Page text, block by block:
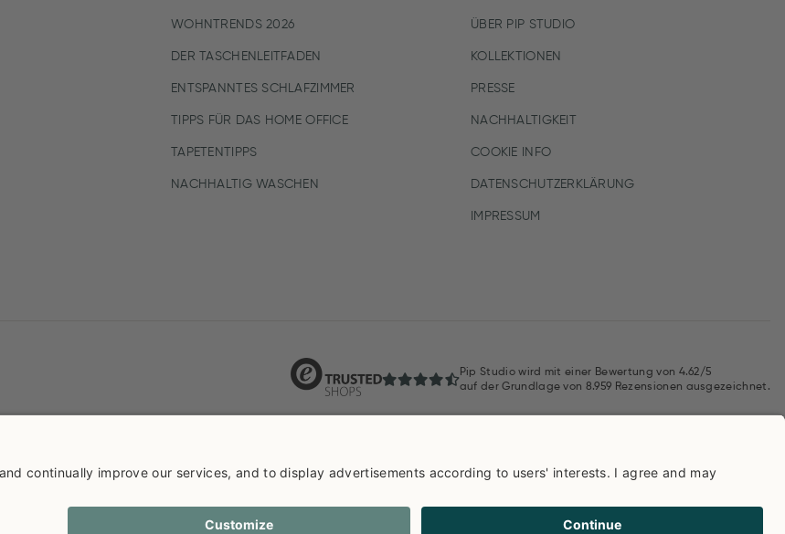
WOHNTRENDS 2026
DER TASCHENLEITFADEN
ENTSPANNTES SCHLAFZIMMER
TIPPS FÜR DAS HOME OFFICE
TAPETENTIPPS
NACHHALTIG WASCHEN
ÜBER PIP STUDIO
KOLLEKTIONEN
PRESSE
NACHHALTIGKEIT
COOKIE INFO
DATENSCHUTZERKLÄRUNG
IMPRESSUM
Pip Studio wird mit einer Bewertung von 4.62/5
auf der Grundlage von 8.959 Rezensionen ausgezeichnet.
Impressum Versandkosten